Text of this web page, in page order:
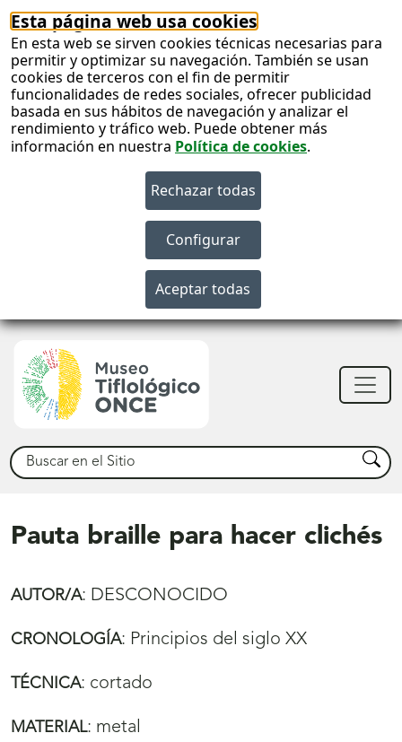
Esta página web usa cookies
En esta web se sirven cookies técnicas necesarias para
permitir y optimizar su navegación. También se usan
cookies de terceros con el fin de permitir
funcionalidades de redes sociales, ofrecer publicidad
basada en sus hábitos de navegación y analizar el
rendimiento y tráfico web. Puede obtener más
información en nuestra Política de cookies.
Buscar Buscar
Pauta braille para hacer clichés
AUTOR/A: DESCONOCIDO
CRONOLOGÍA: Principios del siglo XX
TÉCNICA: cortado
MATERIAL: metal